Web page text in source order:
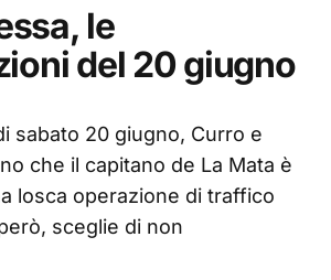
le
del 20 giugno
sabato 20 giugno, Curro e
che il capitano de La Mata è
losca operazione di traffico
sceglie di non